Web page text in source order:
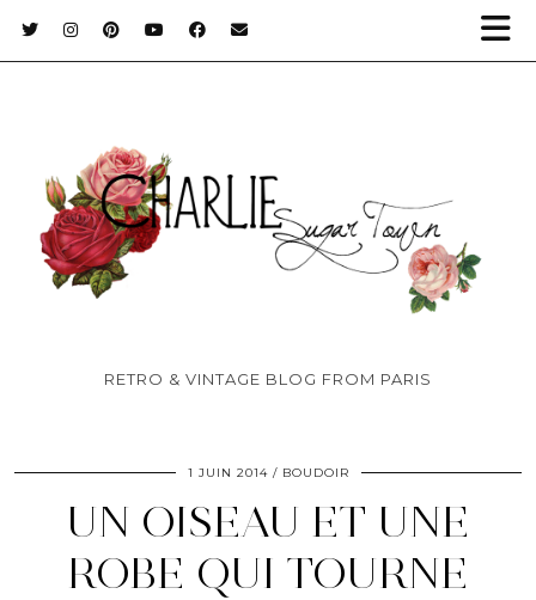
RETRO & VINTAGE BLOG FROM PARIS
1 JUIN 2014 BOUDOIR
UN OISEAU ET UNE
ROBE QUI TOURNE